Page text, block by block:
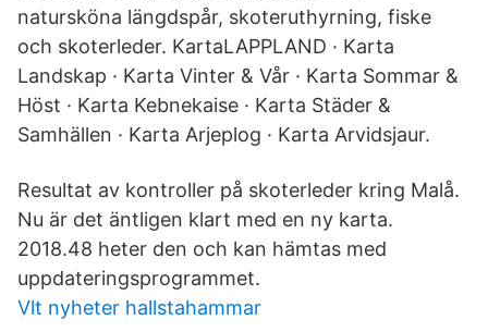
natursköna längdspår, skoteruthyrning, fiske
och skoterleder. KartaLAPPLAND · Karta
Landskap · Karta Vinter & Vår · Karta Sommar &
Höst · Karta Kebnekaise · Karta Städer &
Samhällen · Karta Arjeplog · Karta Arvidsjaur.
Resultat av kontroller på skoterleder kring Malå.
Nu är det äntligen klart med en ny karta.
2018.48 heter den och kan hämtas med
uppdateringsprogrammet.
Vlt nyheter hallstahammar